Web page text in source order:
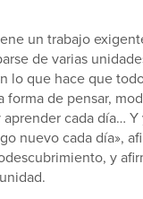
un trabajo
de varias
lo que hace que
de pensar,
cada día…
nuevo cada día»,
y